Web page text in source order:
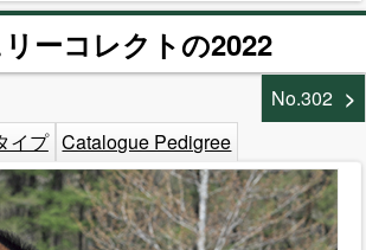
ーコレクトの2022
No.302
イプ Catalogue Pedigree